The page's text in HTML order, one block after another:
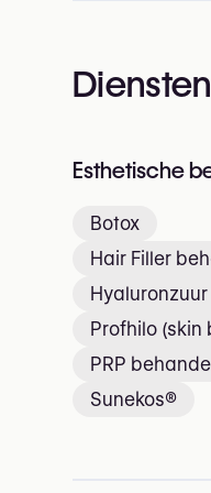
Diensten
Esthetische
Botox
Hair Filler
Profhilo (skin
PRP
Sunekos®